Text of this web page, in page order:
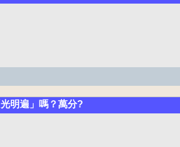
明遍」嗎？萬分?